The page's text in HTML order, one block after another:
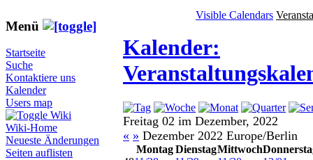
Menü
Startseite
Suche
Kontaktiere uns
Kalender
Users map
Wiki
Wiki-Home
Neueste Änderungen
Seiten auflisten
Visible Calendars
Kalender:
Freitag 02 im Dezember, 2022
« » Dezember 2022 Europe/Berlin
Montag DienstagMittwoch